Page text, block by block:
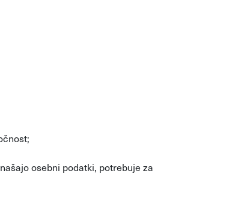
osebni podatki, potrebuje za